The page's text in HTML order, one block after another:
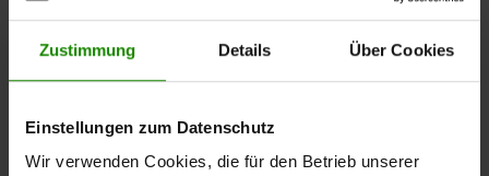
Zustimmung Details Über Cookies
Einstellungen zum Datenschutz
Wir verwenden Cookies, die für den Betrieb unserer
Moderner Couchtisch aus
Holz, Glas und Metall
verbindet lackiertes Wildeichefurnier, Klarglas, anthrazit-
metallic- und silberfarben lackierte Metallelemente